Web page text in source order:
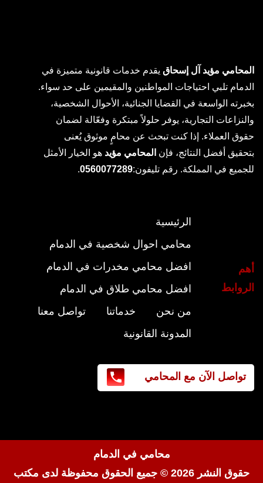
المحامي مؤيد آل إسحاق يقدم خدمات قانونية متميزة في
الدمام تلبي احتياجات المواطنين والمقيمين على حد سواء.
بخبرته الواسعة في القضايا الجنائية، الأحوال الشخصية،
والنزاعات التجارية، يوفر حلولاً مبتكرة وفعّالة لضمان
حقوق العملاء. إذا كنت تبحث عن محامٍ موثوق يُعنى
بتحقيق أفضل النتائج، فإن المحامي مؤيد هو الخيار الأمثل
للجميع في المملكة. رقم تليفون:0560077289
.
أهم
الروابط
الرئيسية
محامي احوال شخصية في الدمام
افضل محامي مخدرات في الدمام
افضل محامي طلاق في الدمام
من نحن
خدماتنا
تواصل معنا
المدونة القانونية
تواصل الآن مع المحامي
محامي في الدمام
حقوق النشر 2026 © جميع الحقوق محفوظة لدى
مكتب